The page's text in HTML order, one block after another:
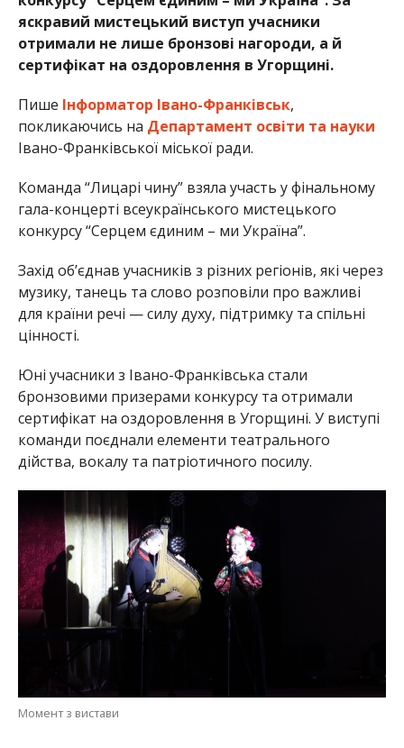
яскравий мистецький виступ учасники
отримали не лише бронзові нагороди, а й
сертифікат на оздоровлення в Угорщині.
Пише Інформатор Івано-Франківськ,
покликаючись на Департамент освіти та науки
Івано-Франківської міської ради.
Команда “Лицарі чину” взяла участь у фінальному
гала-концерті всеукраїнського мистецького
конкурсу “Серцем єдиним – ми Україна”.
Захід об’єднав учасників з різних регіонів, які через
музику, танець та слово розповіли про важливі
для країни речі — силу духу, підтримку та спільні
цінності.
Юні учасники з Івано-Франківська стали
бронзовими призерами конкурсу та отримали
сертифікат на оздоровлення в Угорщині. У виступі
команди поєднали елементи театрального
дійства, вокалу та патріотичного посилу.
Момент з вистави